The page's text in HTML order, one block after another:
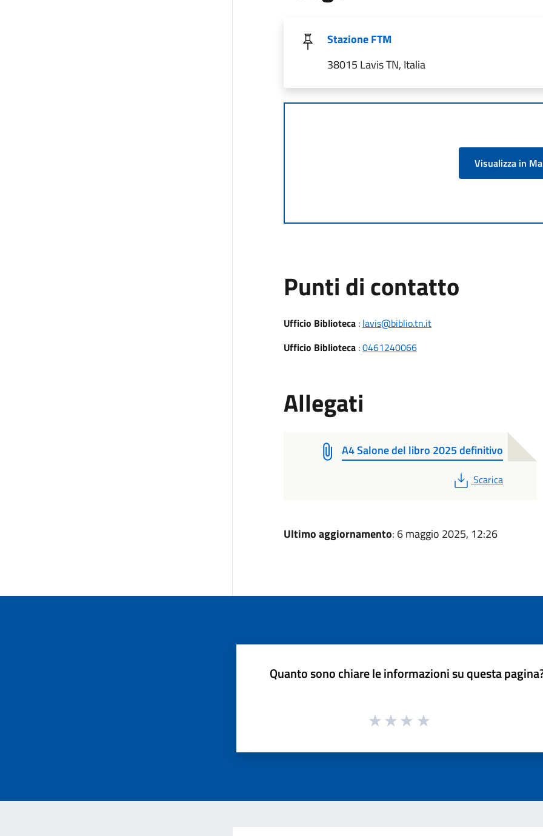
Stazione FTM
38015 Lavis TN, Italia
Visualizza in
Punti di contatto
Ufficio Biblioteca: lavis@biblio.tn.it
Ufficio Biblioteca:0461240066
Allegati
A4 Salone del libro 2025 definitivo
PDF
Scarica
Ultimo aggiornamento: 6 maggio 2025, 12:26
Quanto sono chiare le informazioni su questa